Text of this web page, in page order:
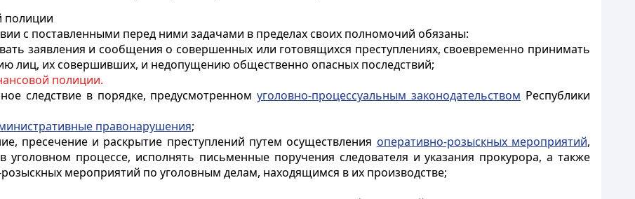
полиции
с поставленными перед ними задачами в пределах своих полномочий обязаны:
заявления и сообщения о совершенных или готовящихся преступлениях, своевременно принимать
лиц, их совершивших, и недопущению общественно опасных последствий;
полиции.
следствие в порядке, предусмотренномуголовно-процессуальным законодательством Республики
правонарушения;
пресечение и раскрытие преступлений путем осуществления оперативно-розыскных мероприятий,
уголовном процессе, исполнять письменные поручения следователя и указания прокурора, а также
мероприятий по уголовным делам, находящимся в их производстве;